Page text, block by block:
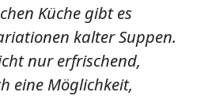
Küche gibt es
kalter Suppen.
nur erfrischend,
eine Möglichkeit,